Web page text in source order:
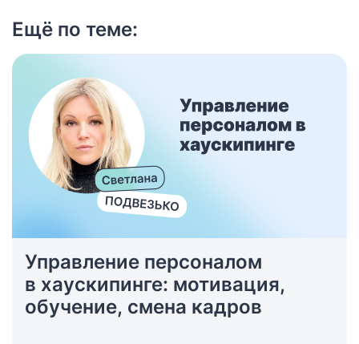
Ещё по теме:
Управление персоналом
в хаускипинге: мотивация,
обучение, смена кадров